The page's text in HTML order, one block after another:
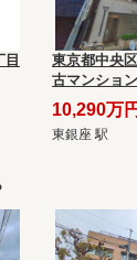
東京都中央
古マンション
10,290万円
東銀座 駅